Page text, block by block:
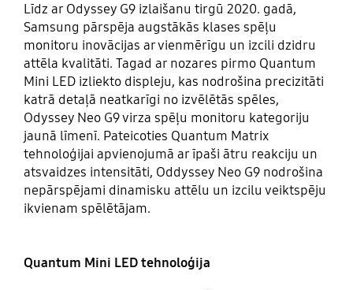
Līdz ar Odyssey G9 izlaišanu tirgū 2020. gadā,
Samsung pārspēja augstākās klases spēļu
monitoru inovācijas ar vienmērīgu un izcili dzidru
attēla kvalitāti. Tagad ar nozares pirmo Quantum
Mini LED izliekto displeju, kas nodrošina precizitāti
katrā detaļā neatkarīgi no izvēlētās spēles,
Odyssey Neo G9 virza spēļu monitoru kategoriju
jaunā līmenī. Pateicoties Quantum Matrix
tehnoloģijai apvienojumā ar īpaši ātru reakciju un
atsvaidzes intensitāti, Oddyssey Neo G9 nodrošina
nepārspējami dinamisku attēlu un izcilu veiktspēju
ikvienam spēlētājam.
Quantum Mini LED tehnoloģija